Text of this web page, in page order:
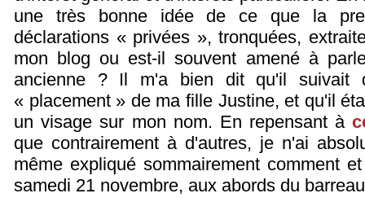
une très bonne idée de ce que la
déclarations « privées », tronquées,
mon blog ou est-il souvent amené à
ancienne ? Il m'a bien dit qu'il suivait
« placement » de ma fille Justine, et qu'il
un visage sur mon nom. En repensant à
que contrairement à d'autres, je n'ai
même expliqué sommairement comment
samedi 21 novembre, aux abords du